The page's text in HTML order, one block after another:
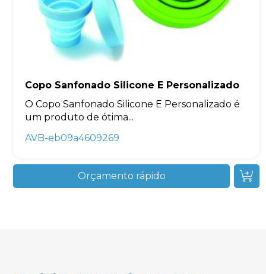
Copo Sanfonado Silicone E Personalizado
O Copo Sanfonado Silicone E Personalizado é
um produto de ótima...
AVB-eb09a4609269
Orçamento rápido